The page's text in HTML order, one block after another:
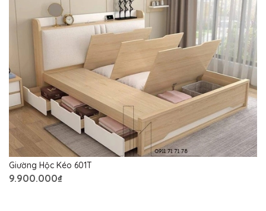
Giường Hộc Kéo 601T
9.900.000₫